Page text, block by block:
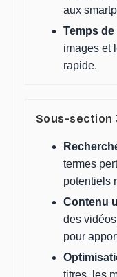
aux
Temps
images et
rapide.
Sous-section
termes
potentiels
Contenu
des
pour
titres, les